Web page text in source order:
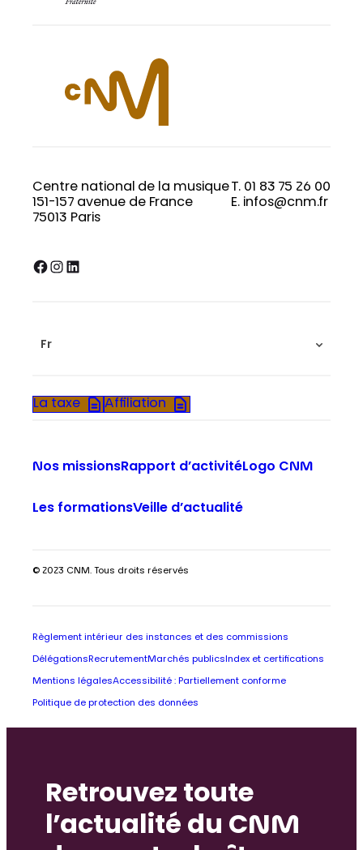
Centre national de la musique
151-157 avenue de France
75013 Paris
T. 01 83 75 26 00
E. infos@cnm.fr
Facebook InstagramLinkedIn
Fr
La taxe Affiliation
Nos missionsRapport d’activitéLogo CNM
Les formationsVeille d’actualité
© 2023 CNM. Tous droits réservés
Règlement intérieur des instances et des commissions
Délégations RecrutementMarchés publics Index et certifications
Mentions légalesAccessibilité : Partiellement conforme
Politique de protection des données
Retrouvez toute
l’actualité du CNM